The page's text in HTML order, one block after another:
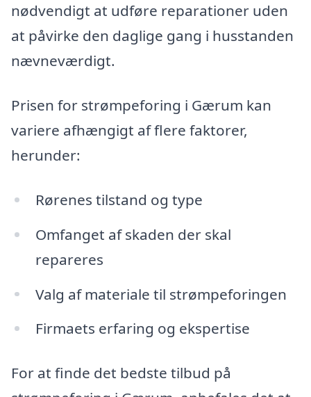
nødvendigt at udføre reparationer uden
at påvirke den daglige gang i husstanden
nævneværdigt.
Prisen for strømpeforing i Gærum kan
variere afhængigt af flere faktorer,
herunder:
Rørenes tilstand og type
Omfanget af skaden der skal
repareres
Valg af materiale til strømpeforingen
Firmaets erfaring og ekspertise
For at finde det bedste tilbud på